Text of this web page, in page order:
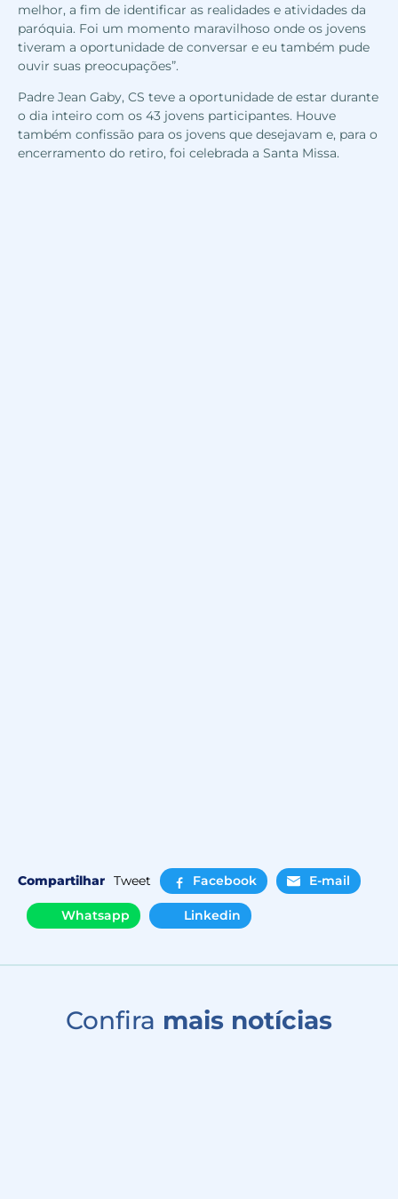
melhor, a fim de identificar as realidades e atividades da
paróquia. Foi um momento maravilhoso onde os jovens
tiveram a oportunidade de conversar e eu também pude
ouvir suas preocupações”.
Padre Jean Gaby, CS teve a oportunidade de estar durante
o dia inteiro com os 43 jovens participantes. Houve
também confissão para os jovens que desejavam e, para o
encerramento do retiro, foi celebrada a Santa Missa.
Compartilhar Tweet Facebook E-mail
Whatsapp Linkedin
Confira mais notícias